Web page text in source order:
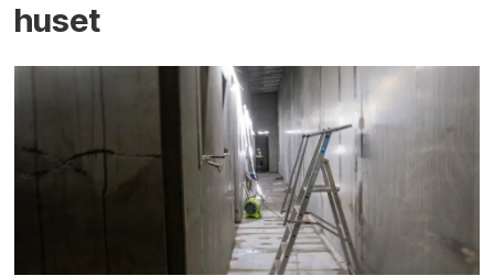
huset